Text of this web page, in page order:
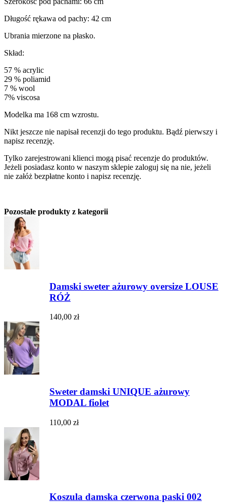
Długość rękawa od pachy: 42 cm
Ubrania mierzone na płasko.
Skład:
57 % acrylic
29 % poliamid
7 % wool
7% viscosa
Modelka ma 168 cm wzrostu.
Nikt jeszcze nie napisał recenzji do tego produktu. Bądź pierwszy i
napisz recenzję.
Tylko zarejestrowani klienci mogą pisać recenzje do produktów.
Jeżeli posiadasz konto w naszym sklepie zaloguj się na nie, jeżeli
nie załóż bezpłatne konto i napisz recenzję.
Pozostałe produkty z kategorii
Damski sweter ażurowy oversize LOUSE
RÓŻ
140,00 zł
Sweter damski UNIQUE ażurowy
MODAL fiolet
110,00 zł
Koszula damska czerwona paski 002